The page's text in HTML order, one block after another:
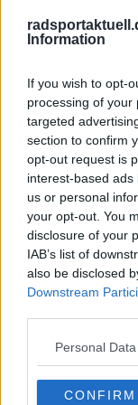
Information
If you wish to opt-
processing of your
targeted
section to confirm
opt-out request is
interest-based
us or personal
your opt-out. You
disclosure of your
IAB’s list of
also be disclosed
Downstream
Personal
CONFIRM
gesagt, ich sei
so: ‚Ja, aber
verkauft. Zwei
Vergangenheit
aussehen, als
Ayuso betont,
Urteilen nicht
überzeugt, dass
den Menschen
„Es gab
„sondern eher,